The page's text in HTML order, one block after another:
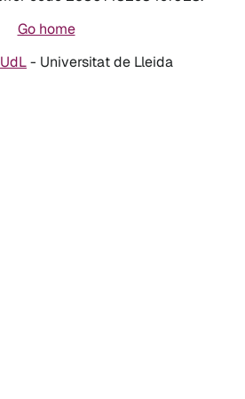
Go home
UdL- Universitat de Lleida